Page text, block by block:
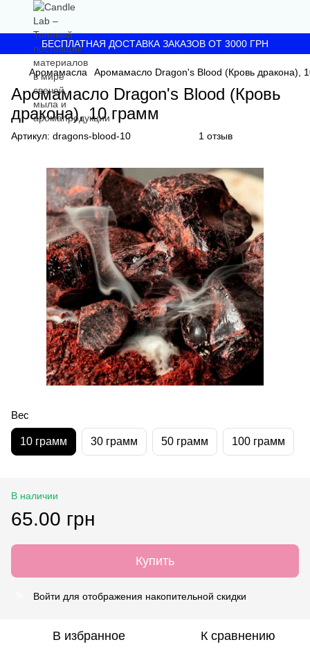
БЕСПЛАТНАЯ ДОСТАВКА ЗАКАЗОВ ОТ 3000 ГРН
Аромамасла Аромамасло Dragon's Blood (Кровь дракона),
Аромамасло Dragon's Blood (Кровь
дракона), 10 грамм
Артикул: dragons-blood-10 1 отзыв
Вес
10 грамм 30 грамм 50 грамм 100 грамм
В наличии
65.00 грн
Купить
Войти для отображения накопительной скидки
В избранное К сравнению